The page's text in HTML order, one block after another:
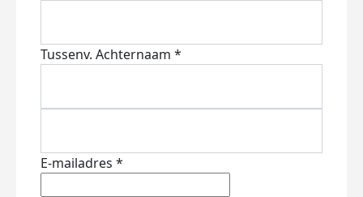
Tussenv. Achternaam *
E-mailadres *